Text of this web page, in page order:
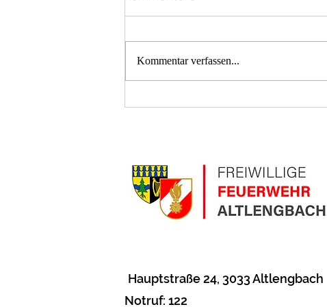
Kommentar verfassen...
Hauptstraße 24, 3033 Altlengbach
Notruf: 122